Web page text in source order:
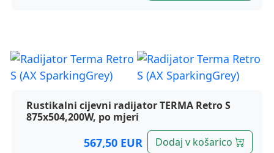
Rustikalni cijevni radijator TERMA Retro S
875x504,200W, po mjeri
567,50 EUR Dodaj v košarico